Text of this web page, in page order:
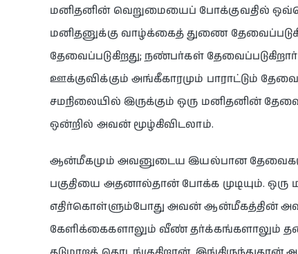
மனிதனின் வெறுமையைப் போக்குவதில்
மனிதனுக்கு வாழ்க்கைத் துணை
தேவைப்படுகிறது; நண்பர்கள்
ஊக்குவிக்கும் அங்கீகாரமும் பாராட்டும்
சமநிலையில் இருக்கும் ஒரு மனிதனின்
ஒன்றில் அவன் மூழ்கிவிடலாம்.
ஆன்மீகமும் அவனுடைய இயல்பான
பகுதியை அதனால்தான் போக்க முடியும்.
எதிர்கொள்ளும்போது அவன் ஆன்மீகத்தின்
கேளிக்கைகளாலும் வீண் தர்க்கங்களாலும்